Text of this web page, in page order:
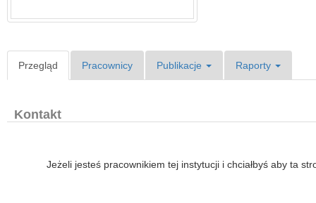
Przegląd Pracownicy Publikacje Raporty
Kontakt
Jeżeli jesteś pracownikiem tej instytucji i chciałbyś aby ta